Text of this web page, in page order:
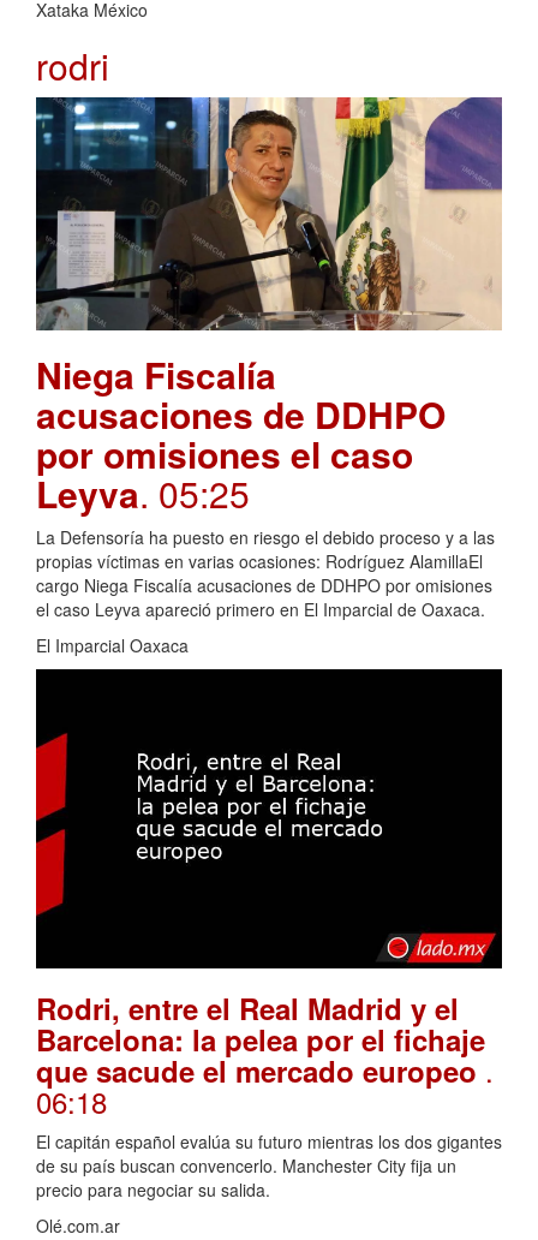
Xataka México
rodri
Niega Fiscalía
acusaciones de DDHPO
por omisiones el caso
Leyva. 05:25
La Defensoría ha puesto en riesgo el debido proceso y a las
propias víctimas en varias ocasiones: Rodríguez AlamillaEl
cargo Niega Fiscalía acusaciones de DDHPO por omisiones
el caso Leyva apareció primero en El Imparcial de Oaxaca.
El Imparcial Oaxaca
Rodri, entre el Real Madrid y el
Barcelona: la pelea por el fichaje
que sacude el mercado europeo .
06:18
El capitán español evalúa su futuro mientras los dos gigantes
de su país buscan convencerlo. Manchester City fija un
precio para negociar su salida.
Olé.com.ar